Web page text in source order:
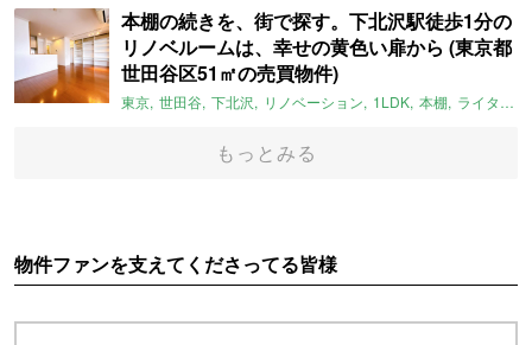
本棚の続きを、街で探す。下北沢駅徒歩1分の
リノベルームは、幸せの黄色い扉から (東京都
世田谷区51㎡の売買物件)
東京 世田谷 下北沢 リノベーション 1LDK 本棚 ライター：ほしりょうこ
もっとみる
物件ファンを支えてくださってる皆様